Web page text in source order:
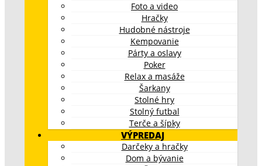
Foto a video
Hračky
Hudobné nástroje
Kempovanie
Párty a oslavy
Poker
Relax a masáže
Šarkany
Stolné hry
Stolný futbal
Terče a šípky
VÝPREDAJ
Darčeky a hračky
Dom a bývanie